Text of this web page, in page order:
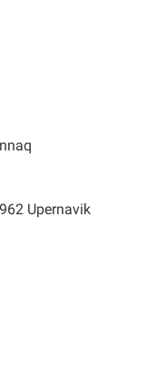
Upernavik